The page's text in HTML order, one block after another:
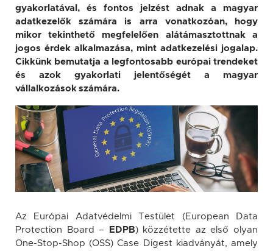
gyakorlatával, és fontos jelzést adnak a magyar
adatkezelők számára is arra vonatkozóan, hogy
mikor tekinthető megfelelően alátámasztottnak a
jogos érdek alkalmazása, mint adatkezelési jogalap.
Cikkünk bemutatja a legfontosabb európai trendeket
és azok gyakorlati jelentőségét a magyar
vállalkozások számára.
Az Európai Adatvédelmi Testület (European Data
Protection Board –
EDPB) közzétette az első olyan
One-Stop-Shop (OSS) Case Digest kiadványát, amely